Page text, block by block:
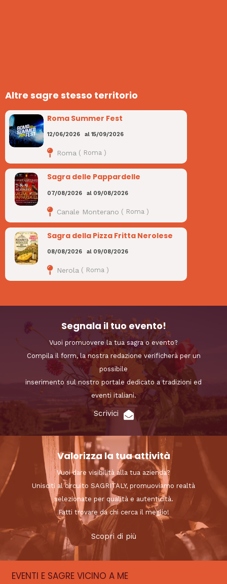
Altre sagre stesso territorio
Roma Summer Fest
12/06/2026 al15/09/2026
Roma ( Roma )
Sagra delle Pappardelle
07/08/2026 al 09/08/2026
Canale Monterano ( Roma )
Sagra della Pizza Fritta Nerolese
08/08/2026 al 09/08/2026
Nerola ( Roma )
Segnala il tuo evento!
Vuoi promuovere la tua sagra o evento?
Compila il form, la nostra redazione verificherà per un
possibile
inserimento sul nostro portale dedicato a tradizioni ed
eventi italiani.
Scrivici
Valorizza la tua attività
Vuoi dare visibilità alla tua azienda?
Unisciti al circuito SAGRITALY, promuoviamo realtà
selezionate per qualità e autenticità.
Fatti trovare da chi cerca il meglio!
Scopri di più
EVENTI E SAGRE VICINO A ME